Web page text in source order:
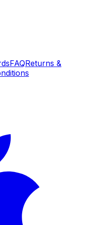
FAQReturns &